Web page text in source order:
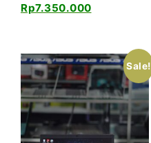
Rp7.350.000
Sale!